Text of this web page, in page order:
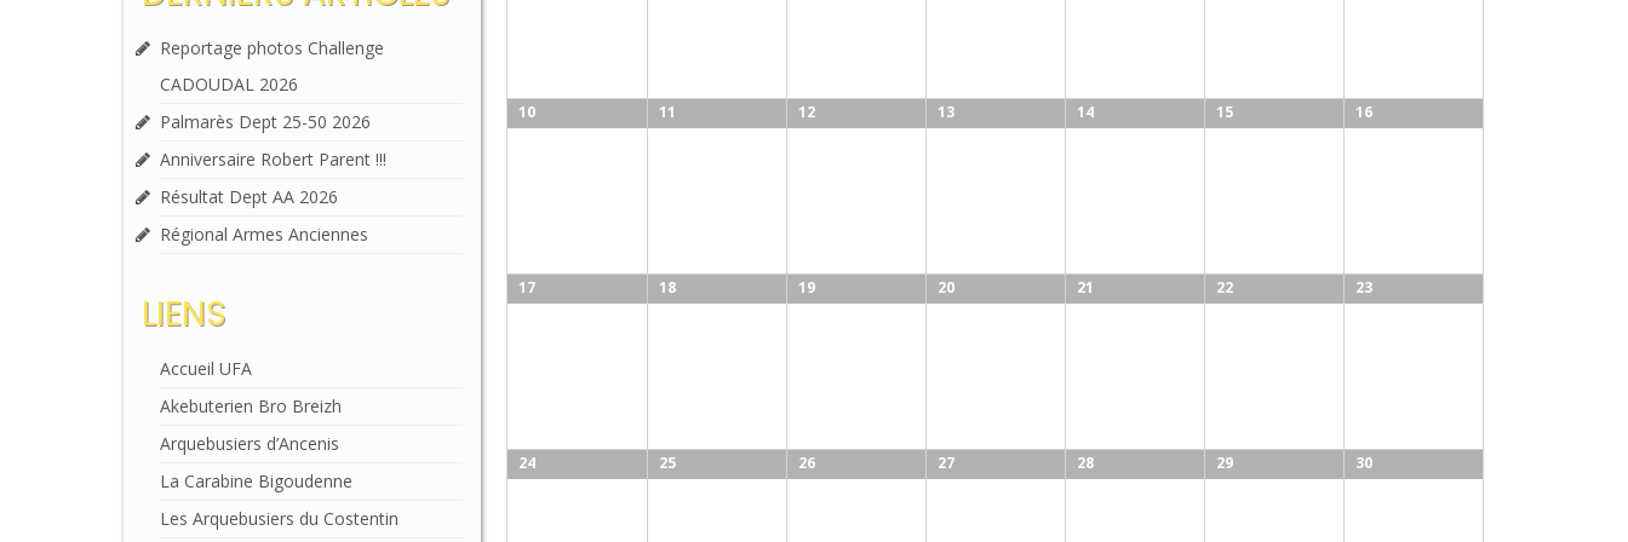
10 11 12 13 14 15 16
17 18 19 20 21 22 23
24 25 26 27 28 29 30
Reportage photos Challenge
CADOUDAL 2026
Palmarès Dept 25-50 2026
Anniversaire Robert Parent !!!
Résultat Dept AA 2026
Régional Armes Anciennes
LIENS
Accueil UFA
Akebuterien Bro Breizh
Arquebusiers d’Ancenis
La Carabine Bigoudenne
Les Arquebusiers du Costentin